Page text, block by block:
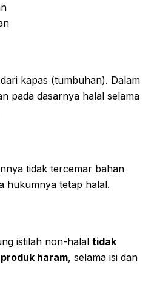
kapas (tumbuhan). Dalam
pada dasarnya halal selama
tidak tercemar bahan
hukumnya tetap halal.
istilah non-halal tidak
haram, selama isi dan